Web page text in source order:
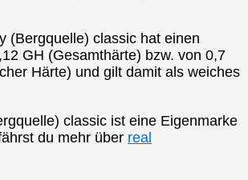
(Bergquelle) classic hat einen
GH (Gesamthärte) bzw. von 0,7
Härte) und gilt damit als weiches
classic ist eine Eigenmarke
du mehr über real